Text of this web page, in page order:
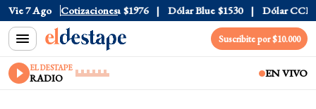
Vie 7 Ago Cotizaciones
$1520 Dólar Tarjeta $1976 Dólar Blue $1530 Dólar CCL
Suscribite por $10.000
EL DESTAPE
RADIO EN VIVO